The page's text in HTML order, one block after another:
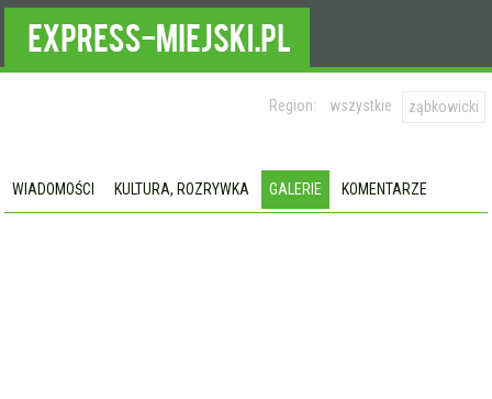
Region: wszystkie ząbkowicki
WIADOMOŚCI KULTURA, ROZRYWKA GALERIE KOMENTARZE